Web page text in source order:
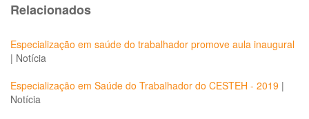
Relacionados
Especialização em saúde do trabalhador promove aula inaugural
| Notícia
Especialização em Saúde do Trabalhador do CESTEH - 2019 |
Notícia